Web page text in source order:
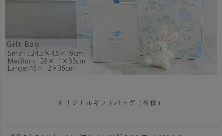
オリジナルギフトバッグ（有償）